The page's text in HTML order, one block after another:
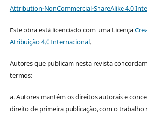
Attribution-NonCommercial-ShareAlike 4.0
Este obra está licenciado com uma Licença
Atribuição 4.0 Internacional.
Autores que publicam nesta revista
termos:
a. Autores mantém os direitos autorais e
direito de primeira publicação, com o